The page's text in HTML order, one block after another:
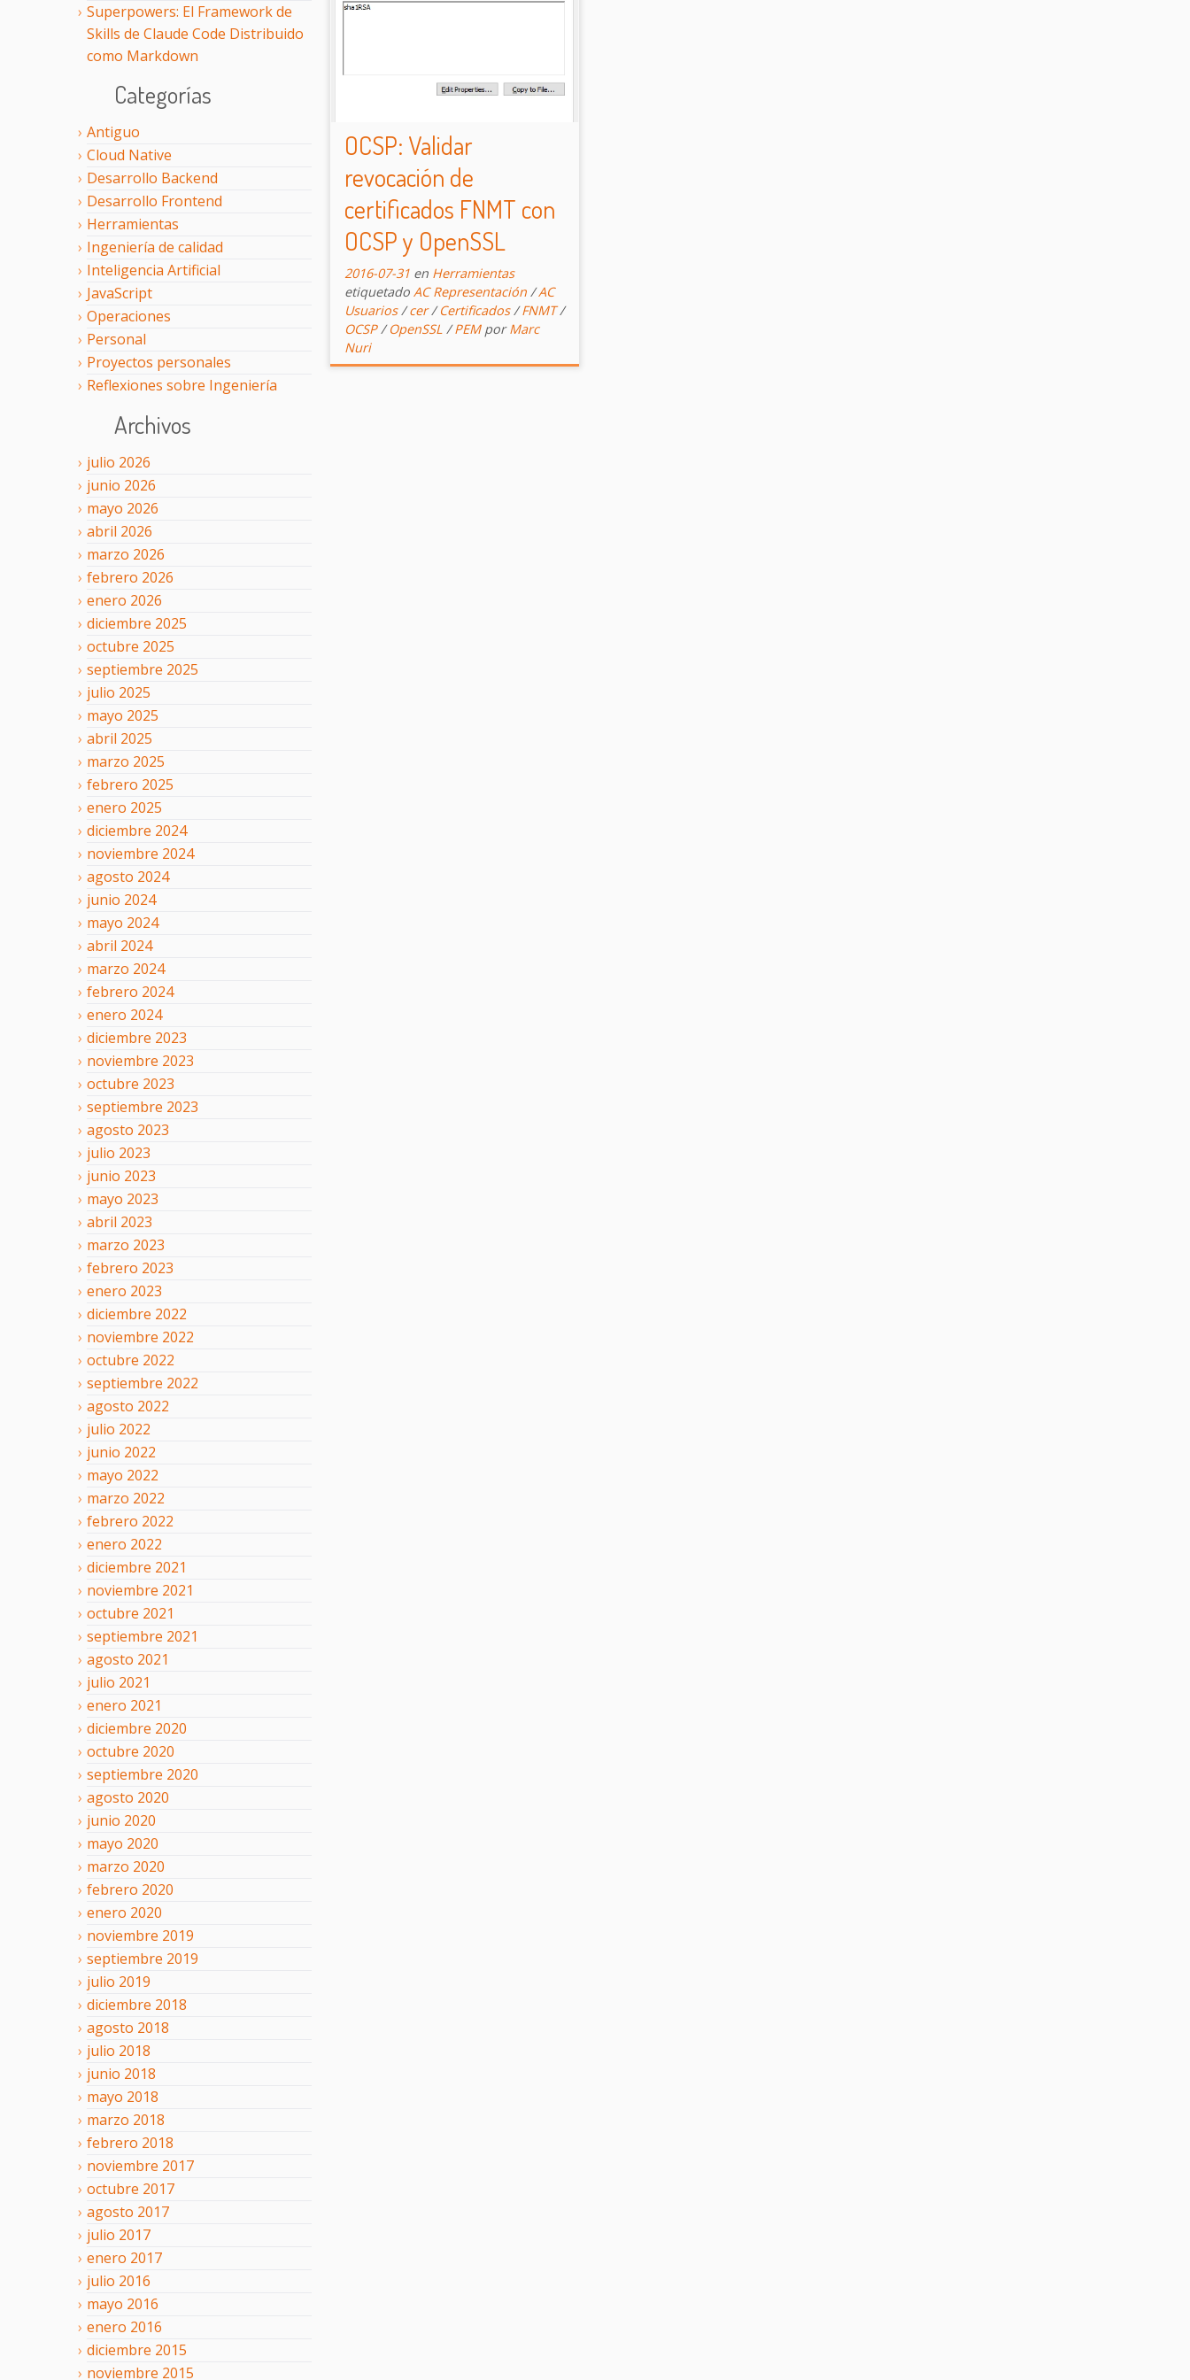
Superpowers: El Framework de
Skills de Claude Code Distribuido
como Markdown
Categorías
Antiguo
Cloud Native
Desarrollo Backend
Desarrollo Frontend
Herramientas
Ingeniería de calidad
Inteligencia Artificial
JavaScript
Operaciones
Personal
Proyectos personales
Reflexiones sobre Ingeniería
Archivos
julio 2026
junio 2026
mayo 2026
abril 2026
marzo 2026
febrero 2026
enero 2026
diciembre 2025
octubre 2025
septiembre 2025
julio 2025
mayo 2025
abril 2025
marzo 2025
febrero 2025
enero 2025
diciembre 2024
noviembre 2024
agosto 2024
junio 2024
mayo 2024
abril 2024
marzo 2024
febrero 2024
enero 2024
diciembre 2023
noviembre 2023
octubre 2023
septiembre 2023
agosto 2023
julio 2023
junio 2023
mayo 2023
abril 2023
marzo 2023
febrero 2023
enero 2023
diciembre 2022
noviembre 2022
octubre 2022
septiembre 2022
agosto 2022
julio 2022
junio 2022
mayo 2022
marzo 2022
febrero 2022
enero 2022
diciembre 2021
noviembre 2021
octubre 2021
septiembre 2021
agosto 2021
julio 2021
enero 2021
diciembre 2020
octubre 2020
septiembre 2020
agosto 2020
junio 2020
mayo 2020
marzo 2020
febrero 2020
enero 2020
noviembre 2019
septiembre 2019
julio 2019
diciembre 2018
agosto 2018
julio 2018
junio 2018
mayo 2018
marzo 2018
febrero 2018
noviembre 2017
octubre 2017
agosto 2017
julio 2017
enero 2017
julio 2016
mayo 2016
enero 2016
diciembre 2015
noviembre 2015
OCSP: Validar
revocación de
certificados FNMT con
OCSP y OpenSSL
2016-07-31 en Herramientas
etiquetado AC Representación /AC
Usuarios/cer/Certificados/FNMT/
OCSP/OpenSSL /PEM por Marc
Nuri